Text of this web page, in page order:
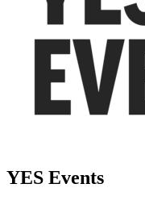
YES Events